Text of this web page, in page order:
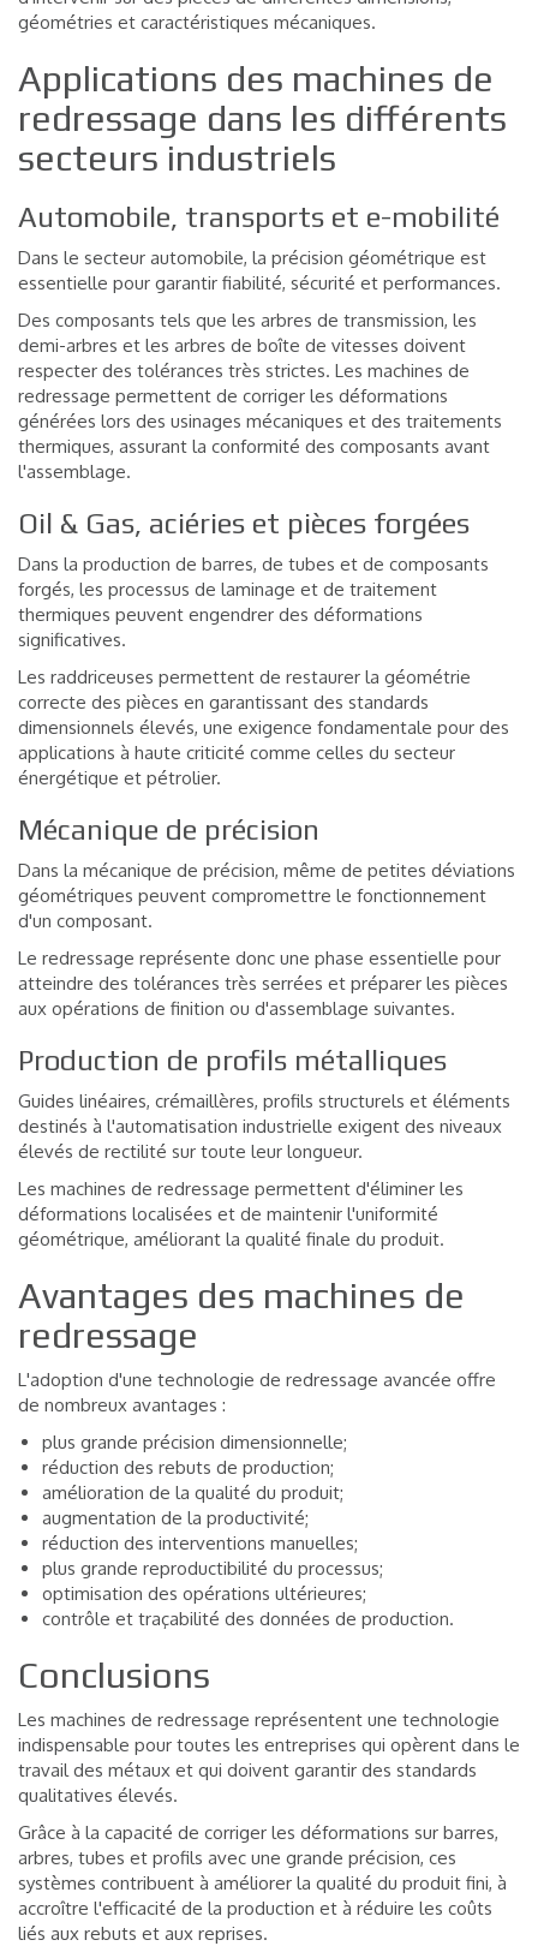
géométries et caractéristiques mécaniques.
Applications des machines de
redressage dans les différents
secteurs industriels
Automobile, transports et e-mobilité
Dans le secteur automobile, la précision géométrique est
essentielle pour garantir fiabilité, sécurité et performances.
Des composants tels que les arbres de transmission, les
demi-arbres et les arbres de boîte de vitesses doivent
respecter des tolérances très strictes. Les machines de
redressage permettent de corriger les déformations
générées lors des usinages mécaniques et des traitements
thermiques, assurant la conformité des composants avant
l'assemblage.
Oil & Gas, aciéries et pièces forgées
Dans la production de barres, de tubes et de composants
forgés, les processus de laminage et de traitement
thermiques peuvent engendrer des déformations
significatives.
Les raddriceuses permettent de restaurer la géométrie
correcte des pièces en garantissant des standards
dimensionnels élevés, une exigence fondamentale pour des
applications à haute criticité comme celles du secteur
énergétique et pétrolier.
Mécanique de précision
Dans la mécanique de précision, même de petites déviations
géométriques peuvent compromettre le fonctionnement
d'un composant.
Le redressage représente donc une phase essentielle pour
atteindre des tolérances très serrées et préparer les pièces
aux opérations de finition ou d'assemblage suivantes.
Production de profils métalliques
Guides linéaires, crémaillères, profils structurels et éléments
destinés à l'automatisation industrielle exigent des niveaux
élevés de rectilité sur toute leur longueur.
Les machines de redressage permettent d'éliminer les
déformations localisées et de maintenir l'uniformité
géométrique, améliorant la qualité finale du produit.
Avantages des machines de
redressage
L'adoption d'une technologie de redressage avancée offre
de nombreux avantages :
plus grande précision dimensionnelle;
réduction des rebuts de production;
amélioration de la qualité du produit;
augmentation de la productivité;
réduction des interventions manuelles;
plus grande reproductibilité du processus;
optimisation des opérations ultérieures;
contrôle et traçabilité des données de production.
Conclusions
Les machines de redressage représentent une technologie
indispensable pour toutes les entreprises qui opèrent dans le
travail des métaux et qui doivent garantir des standards
qualitatives élevés.
Grâce à la capacité de corriger les déformations sur barres,
arbres, tubes et profils avec une grande précision, ces
systèmes contribuent à améliorer la qualité du produit fini, à
accroître l'efficacité de la production et à réduire les coûts
liés aux rebuts et aux reprises.